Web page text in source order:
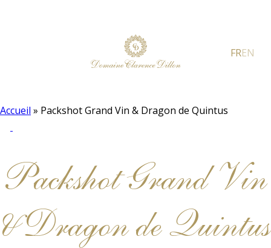
FREN
Accueil » Packshot Grand Vin & Dragon de Quintus
Packshot Grand Vin
& Dragon de Quintus